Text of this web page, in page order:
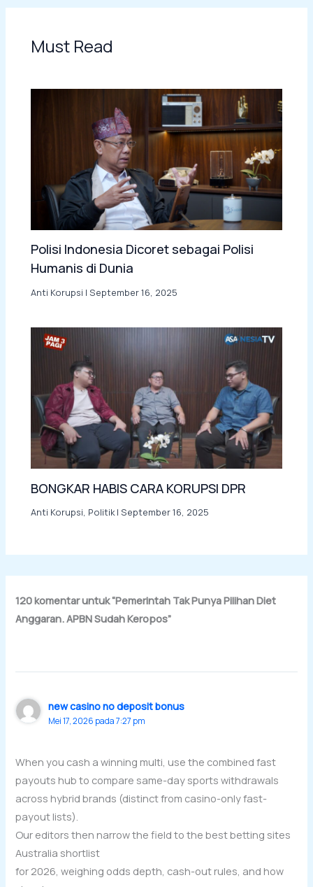
Must Read
Polisi Indonesia Dicoret sebagai Polisi
Humanis di Dunia
Anti Korupsi |September 16, 2025
BONGKAR HABIS CARA KORUPSI DPR
Anti Korupsi, Politik|September 16, 2025
120 komentar untuk “Pemerintah Tak Punya Pilihan Diet
Anggaran. APBN Sudah Keropos”
new casino no deposit bonus
Mei 17, 2026 pada 7:27 pm
When you cash a winning multi, use the combined fast
payouts hub to compare same-day sports withdrawals
across hybrid brands (distinct from casino-only fast-
payout lists).
Our editors then narrow the field to the best betting sites
Australia shortlist
for 2026, weighing odds depth, cash-out rules, and how